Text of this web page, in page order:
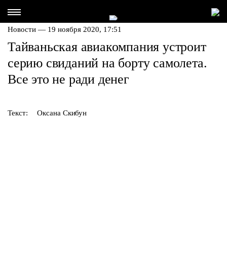
Новости — 19 ноября 2020, 17:51
Тайваньская авиакомпания устроит
серию свиданий на борту самолета.
Все это не ради денег
Текст: Оксана Скибун